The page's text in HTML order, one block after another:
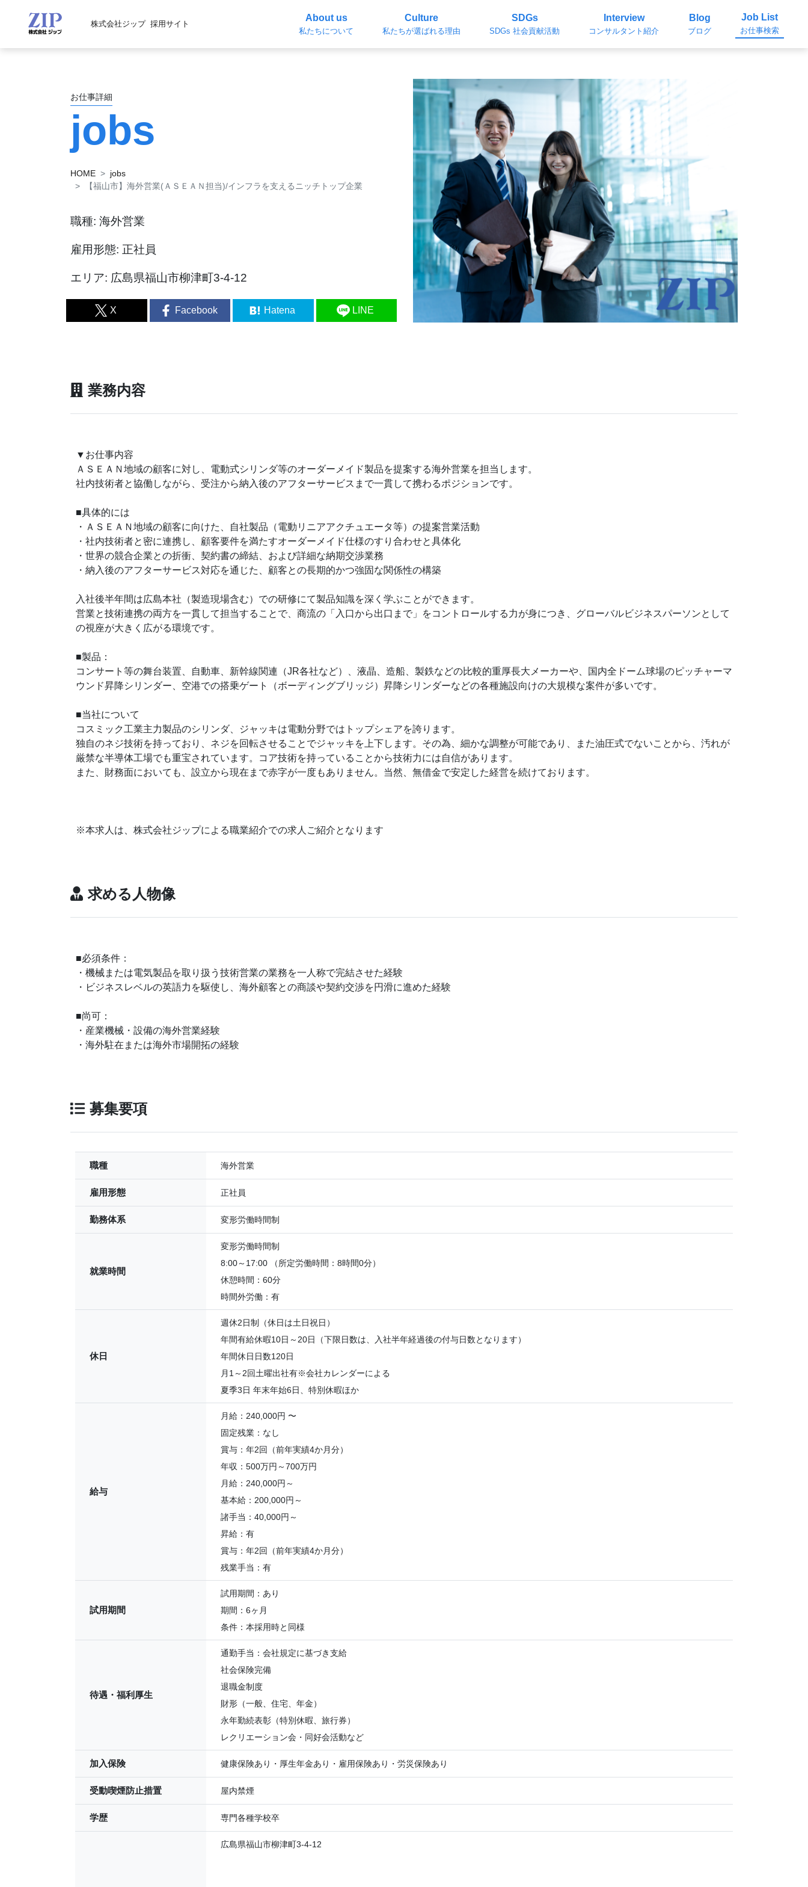
株式会社ジップ 採用サイト
About us
私たちについて
Culture
私たちが選ばれる理由
SDGs
SDGs 社会貢献活動
Interview
コンサルタント紹介
Blog
ブログ
Job List
お仕事検索
お仕事詳細
jobs
HOME
jobs
【福山市】海外営業(ＡＳＥＡＮ担当)/インフラを支えるニッチトップ企業
職種: 海外営業
雇用形態: 正社員
エリア: 広島県福山市柳津町3-4-12
X Facebook Hatena LINE
業務内容
▼お仕事内容
ＡＳＥＡＮ地域の顧客に対し、電動式シリンダ等のオーダーメイド製品を提案する海外営業を担当します。
社内技術者と協働しながら、受注から納入後のアフターサービスまで一貫して携わるポジションです。
■具体的には
・ＡＳＥＡＮ地域の顧客に向けた、自社製品（電動リニアアクチュエータ等）の提案営業活動
・社内技術者と密に連携し、顧客要件を満たすオーダーメイド仕様のすり合わせと具体化
・世界の競合企業との折衝、契約書の締結、および詳細な納期交渉業務
・納入後のアフターサービス対応を通じた、顧客との長期的かつ強固な関係性の構築
入社後半年間は広島本社（製造現場含む）での研修にて製品知識を深く学ぶことができます。
営業と技術連携の両方を一貫して担当することで、商流の「入口から出口まで」をコントロールする力が身につき、グローバルビジネスパーソンとして
の視座が大きく広がる環境です。
■製品：
コンサート等の舞台装置、自動車、新幹線関連（JR各社など）、液晶、造船、製鉄などの比較的重厚長大メーカーや、国内全ドーム球場のピッチャーマ
ウンド昇降シリンダー、空港での搭乗ゲート（ボーディングブリッジ）昇降シリンダーなどの各種施設向けの大規模な案件が多いです。
■当社について
コスミック工業主力製品のシリンダ、ジャッキは電動分野ではトップシェアを誇ります。
独自のネジ技術を持っており、ネジを回転させることでジャッキを上下します。その為、細かな調整が可能であり、また油圧式でないことから、汚れが
厳禁な半導体工場でも重宝されています。コア技術を持っていることから技術力には自信があります。
また、財務面においても、設立から現在まで赤字が一度もありません。当然、無借金で安定した経営を続けております。
※本求人は、株式会社ジップによる職業紹介での求人ご紹介となります
求める人物像
■必須条件：
・機械または電気製品を取り扱う技術営業の業務を一人称で完結させた経験
・ビジネスレベルの英語力を駆使し、海外顧客との商談や契約交渉を円滑に進めた経験
■尚可：
・産業機械・設備の海外営業経験
・海外駐在または海外市場開拓の経験
募集要項
職種 海外営業
雇用形態 正社員
勤務体系 変形労働時間制
就業時間
変形労働時間制
8:00～17:00 （所定労働時間：8時間0分）
休憩時間：60分
時間外労働：有
休日
週休2日制（休日は土日祝日）
年間有給休暇10日～20日（下限日数は、入社半年経過後の付与日数となります）
年間休日日数120日
月1～2回土曜出社有※会社カレンダーによる
夏季3日 年末年始6日、特別休暇ほか
給与
月給：240,000円 〜
固定残業：なし
賞与：年2回（前年実績4か月分）
年収：500万円～700万円
月給：240,000円～
基本給：200,000円～
諸手当：40,000円～
昇給：有
賞与：年2回（前年実績4か月分）
残業手当：有
試用期間
試用期間：あり
期間：6ヶ月
条件：本採用時と同様
待遇・福利厚生
通勤手当：会社規定に基づき支給
社会保険完備
退職金制度
財形（一般、住宅、年金）
永年勤続表彰（特別休暇、旅行券）
レクリエーション会・同好会活動など
加入保険 健康保険あり・厚生年金あり・雇用保険あり・労災保険あり
受動喫煙防止措置 屋内禁煙
学歴 専門各種学校卒
広島県福山市柳津町3-4-12